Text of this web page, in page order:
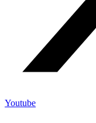
Youtube